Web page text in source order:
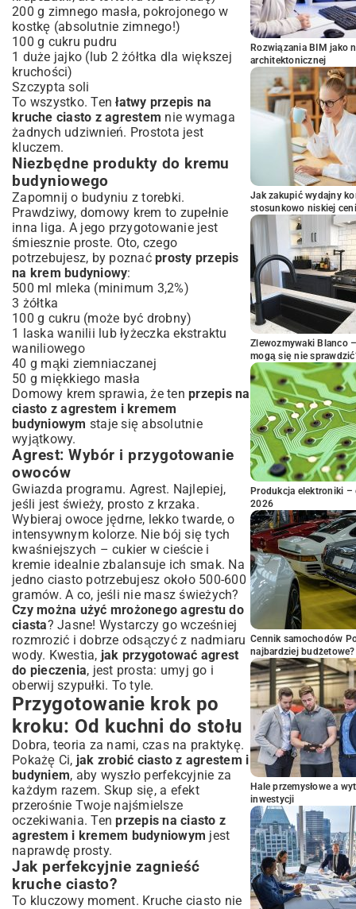
200 g zimnego masła, pokrojonego w
kostkę (absolutnie zimnego!)
100 g cukru pudru
1 duże jajko (lub 2 żółtka dla większej
kruchości)
Szczypta soli
To wszystko. Tenłatwy przepis na
kruche ciasto z agrestem nie wymaga
żadnych udziwnień. Prostota jest
kluczem.
Niezbędne produkty do kremu
budyniowego
Zapomnij o budyniu z torebki.
Prawdziwy, domowy krem to zupełnie
inna liga. A jego przygotowanie jest
śmiesznie proste. Oto, czego
potrzebujesz, by poznać prosty przepis
na krem budyniowy:
500 ml mleka (minimum 3,2%)
3 żółtka
100 g cukru (może być drobny)
1 laska wanilii lub łyżeczka ekstraktu
waniliowego
40 g mąki ziemniaczanej
50 g miękkiego masła
Domowy krem sprawia, że ten przepis na
ciasto z agrestem i kremem
budyniowym staje się absolutnie
wyjątkowy.
Agrest: Wybór i przygotowanie
owoców
Gwiazda programu. Agrest. Najlepiej,
jeśli jest świeży, prosto z krzaka.
Wybieraj owoce jędrne, lekko twarde, o
intensywnym kolorze. Nie bój się tych
kwaśniejszych – cukier w cieście i
kremie idealnie zbalansuje ich smak. Na
jedno ciasto potrzebujesz około 500-600
gramów. A co, jeśli nie masz świeżych?
Czy można użyć mrożonego agrestu do
ciasta? Jasne! Wystarczy go wcześniej
rozmrozić i dobrze odsączyć z nadmiaru
wody. Kwestia, jak przygotować agrest
do pieczenia, jest prosta: umyj go i
oberwij szypułki. To tyle.
Przygotowanie krok po
kroku: Od kuchni do stołu
Dobra, teoria za nami, czas na praktykę.
Pokażę Ci, jak zrobić ciasto z agrestem i
budyniem, aby wyszło perfekcyjnie za
każdym razem. Skup się, a efekt
przerośnie Twoje najśmielsze
oczekiwania. Tenprzepis na ciasto z
agrestem i kremem budyniowym jest
naprawdę prosty.
Jak perfekcyjnie zagnieść
kruche ciasto?
To kluczowy moment. Kruche ciasto nie
Rozwiązania BIM jako
architektonicznej
Jak zakupić wydajny
stosunkowo niskiej
Zlewozmywaki Blanco
mogą się nie
Produkcja elektroniki –
2026
Cennik samochodów
najbardziej budżetowe?
Hale przemysłowe a
inwestycji